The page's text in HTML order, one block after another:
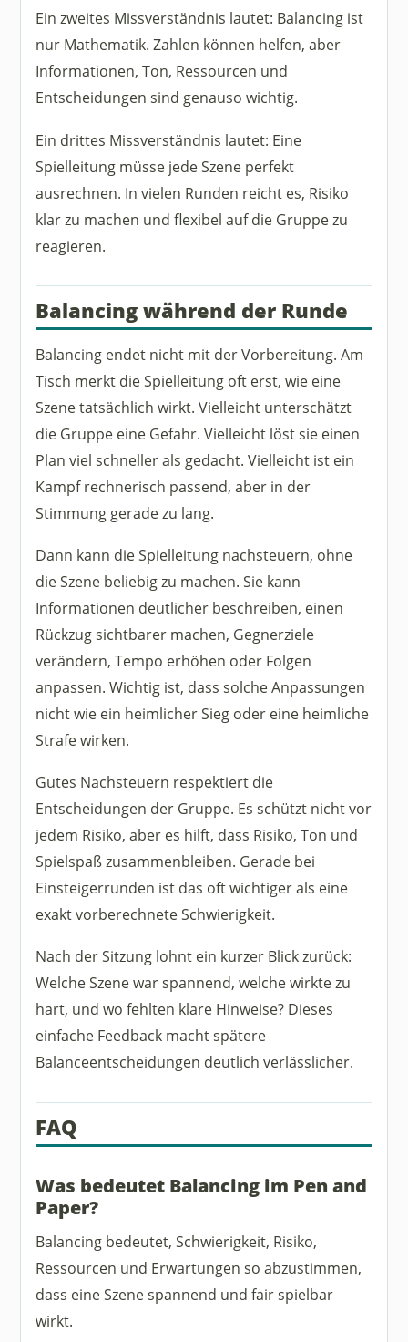
Ein zweites Missverständnis lautet: Balancing ist
nur Mathematik. Zahlen können helfen, aber
Informationen, Ton, Ressourcen und
Entscheidungen sind genauso wichtig.
Ein drittes Missverständnis lautet: Eine
Spielleitung müsse jede Szene perfekt
ausrechnen. In vielen Runden reicht es, Risiko
klar zu machen und flexibel auf die Gruppe zu
reagieren.
Balancing während der Runde
Balancing endet nicht mit der Vorbereitung. Am
Tisch merkt die Spielleitung oft erst, wie eine
Szene tatsächlich wirkt. Vielleicht unterschätzt
die Gruppe eine Gefahr. Vielleicht löst sie einen
Plan viel schneller als gedacht. Vielleicht ist ein
Kampf rechnerisch passend, aber in der
Stimmung gerade zu lang.
Dann kann die Spielleitung nachsteuern, ohne
die Szene beliebig zu machen. Sie kann
Informationen deutlicher beschreiben, einen
Rückzug sichtbarer machen, Gegnerziele
verändern, Tempo erhöhen oder Folgen
anpassen. Wichtig ist, dass solche Anpassungen
nicht wie ein heimlicher Sieg oder eine heimliche
Strafe wirken.
Gutes Nachsteuern respektiert die
Entscheidungen der Gruppe. Es schützt nicht vor
jedem Risiko, aber es hilft, dass Risiko, Ton und
Spielspaß zusammenbleiben. Gerade bei
Einsteigerrunden ist das oft wichtiger als eine
exakt vorberechnete Schwierigkeit.
Nach der Sitzung lohnt ein kurzer Blick zurück:
Welche Szene war spannend, welche wirkte zu
hart, und wo fehlten klare Hinweise? Dieses
einfache Feedback macht spätere
Balanceentscheidungen deutlich verlässlicher.
FAQ
Was bedeutet Balancing im Pen and
Paper?
Balancing bedeutet, Schwierigkeit, Risiko,
Ressourcen und Erwartungen so abzustimmen,
dass eine Szene spannend und fair spielbar
wirkt.